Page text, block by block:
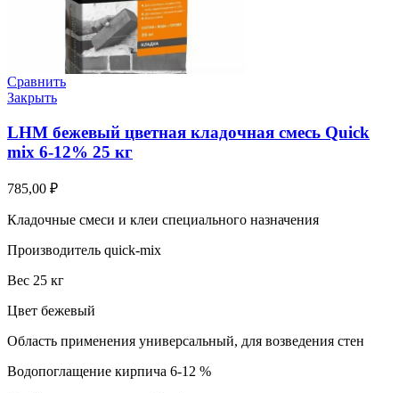
Сравнить
Закрыть
LHM бежевый цветная кладочная смесь Quick
mix 6-12% 25 кг
785,00 ₽
Кладочные смеси и клеи специального назначения
Производитель quick-mix
Вес 25 кг
Цвет бежевый
Область применения универсальный, для возведения стен
Водопоглащение кирпича 6-12 %